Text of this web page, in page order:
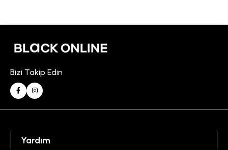
Bizi Takip Edin
Yardım